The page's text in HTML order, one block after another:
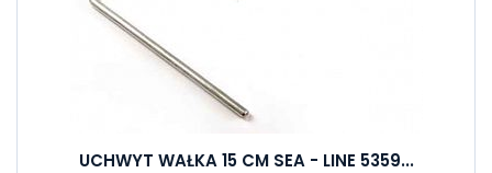
UCHWYT WAŁKA 15 CM SEA - LINE 5359...